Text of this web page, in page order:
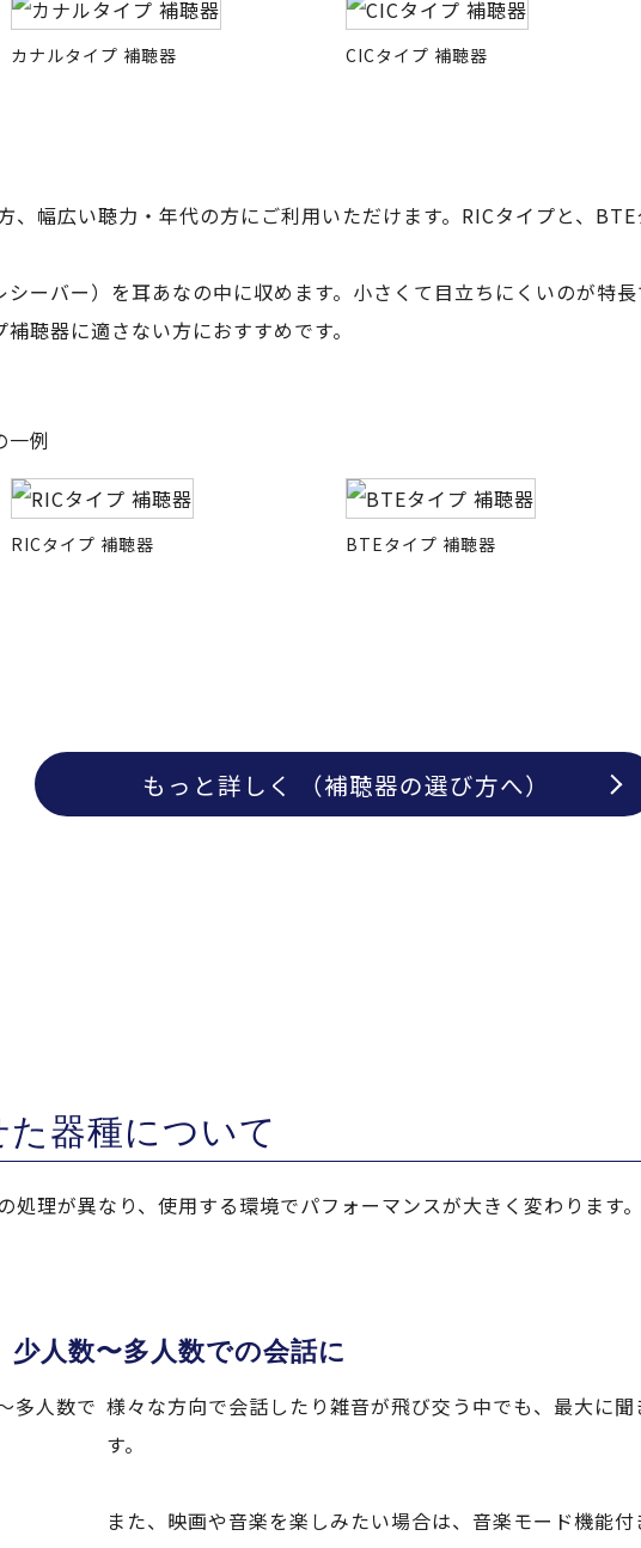
カナルタイプ 補聴器 CICタイプ 補聴器
、幅広い聴力・年代の方にご利用いただけます。RICタイプと、
ーバー）を耳あなの中に収めます。小さくて目立ちにくいのが特
聴器に適さない方におすすめです。
一例
RICタイプ 補聴器 BTEタイプ 補聴器
もっと詳しく （補聴器の選び方へ）
器種について
処理が異なり、使用する環境でパフォーマンスが大きく変わります
人数〜多人数での会話に
様々な方向で会話したり雑音が飛び交う中でも、最大に
す。
また、映画や音楽を楽しみたい場合は、音楽モード機能付